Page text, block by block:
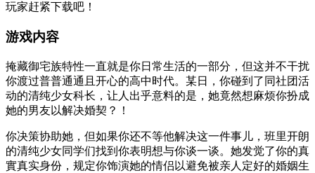
玩家赶紧下载吧！
游戏内容
掩藏御宅族特性一直就是你日常生活的一部分，但这并不干扰
你渡过普普通通且开心的高中时代。某日，你碰到了同社团活
动的清纯少女科长，让人出乎意料的是，她竟然想麻烦你扮成
她的男友以解决婚契？！
你决策协助她，但如果你还不等他解决这一件事儿，班里开朗
的清纯少女同学们找到你表明想与你谈一谈。她发觉了你的真
實真实身份，规定你饰演她的情侣以避免被亲人定好的婚姻生